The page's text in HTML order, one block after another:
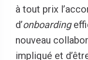
à tout prix
d’onboarding
nouveau
impliqué et